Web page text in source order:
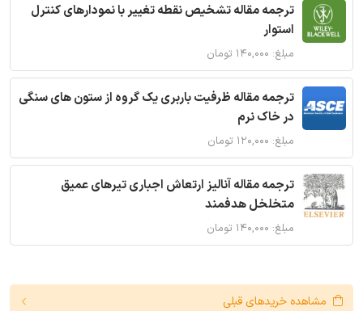
ترجمه مقاله تشخیص نقطه تغییر با نمودارهای کنترل
استوار
مبلغ: ۱۴۰,۰۰۰ تومان
ترجمه مقاله ظرفیت باربری یک گروه از ستون های سنگی
در خاک نرم
مبلغ: ۱۲۰,۰۰۰ تومان
ترجمه مقاله آنالیز ارتعاش اجباری تیرهای عمیق
متخلخل هدفمند
مبلغ: ۱۴۰,۰۰۰ تومان
مشاهده خریدهای قبلی